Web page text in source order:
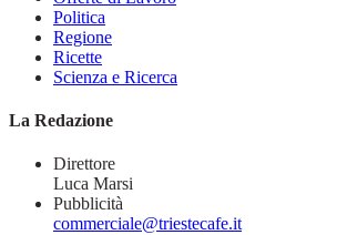
Politica
Regione
Ricette
Scienza e Ricerca
La Redazione
Direttore
Luca Marsi
Pubblicità
commerciale@triestecafe.it